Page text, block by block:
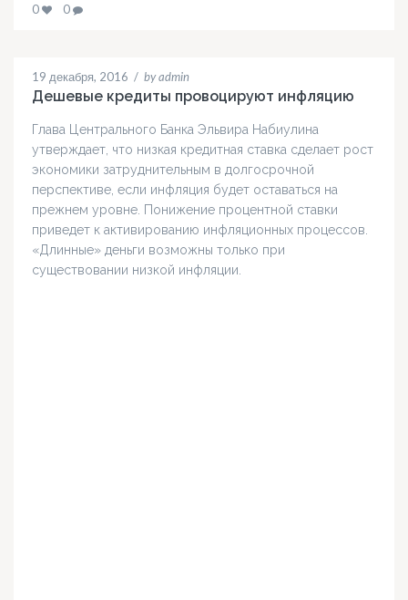
0 0
19 декабря, 2016 / by admin
Дешевые кредиты провоцируют инфляцию
Глава Центрального Банка Эльвира Набиулина
утверждает, что низкая кредитная ставка сделает рост
экономики затруднительным в долгосрочной
перспективе, если инфляция будет оставаться на
прежнем уровне. Понижение процентной ставки
приведет к активированию инфляционных процессов.
«Длинные» деньги возможны только при
существовании низкой инфляции.